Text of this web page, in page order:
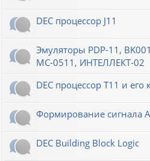
DEC процессор J11
Эмуляторы PDP-11,
МС-0511, ИНТЕЛЛЕКТ-02
DEC процессор T11 и его
Формирование сигнала
DEC Building Block Logic